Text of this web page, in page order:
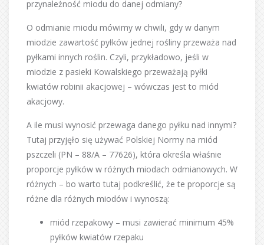
przynależność miodu do danej odmiany?
O odmianie miodu mówimy w chwili, gdy w danym
miodzie zawartość pyłków jednej rośliny przeważa nad
pyłkami innych roślin. Czyli, przykładowo, jeśli w
miodzie z pasieki Kowalskiego przeważają pyłki
kwiatów robinii akacjowej – wówczas jest to miód
akacjowy.
A ile musi wynosić przewaga danego pyłku nad innymi?
Tutaj przyjęło się używać Polskiej Normy na miód
pszczeli (PN – 88/A – 77626), która określa właśnie
proporcje pyłków w różnych miodach odmianowych. W
różnych – bo warto tutaj podkreślić, że te proporcje są
różne dla różnych miodów i wynoszą:
miód rzepakowy – musi zawierać minimum 45%
pyłków kwiatów rzepaku